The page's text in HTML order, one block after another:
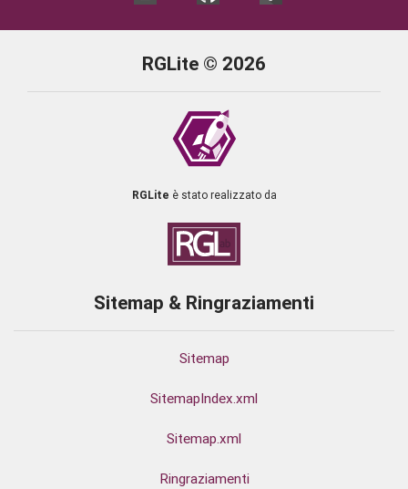
RGLite © 2026
RGLite è stato realizzato da
Sitemap & Ringraziamenti
Sitemap
SitemapIndex.xml
Sitemap.xml
Ringraziamenti